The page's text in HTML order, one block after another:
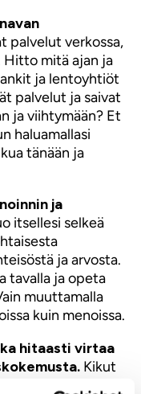
palvelut verkossa,
Hitto mitä ajan ja
ja lentoyhtiöt
palvelut ja saivat
ja viihtymään? Et
haluamallasi
tänään ja
ja
itsellesi selkeä
ja arvosta.
tavalla ja opeta
muuttamalla
kuin menoissa.
hitaasti virtaa
Kikut